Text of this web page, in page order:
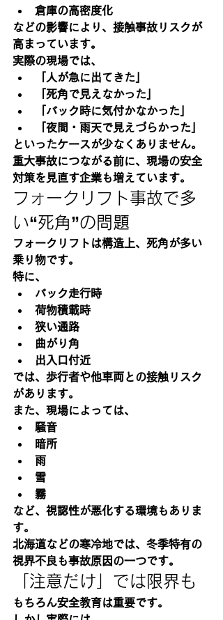
倉庫の高密度化
などの影響により、接触事故リスクが
高まっています。
実際の現場では、
「人が急に出てきた」
「死角で見えなかった」
「バック時に気付かなかった」
「夜間・雨天で見えづらかった」
といったケースが少なくありません。
重大事故につながる前に、現場の安全
対策を見直す企業も増えています。
フォークリフト事故で多
い“死角”の問題
フォークリフトは構造上、死角が多い
乗り物です。
特に、
バック走行時
荷物積載時
狭い通路
曲がり角
出入口付近
では、歩行者や他車両との接触リスク
があります。
また、現場によっては、
騒音
暗所
雨
雪
霧
など、視認性が悪化する環境もありま
す。
北海道などの寒冷地では、冬季特有の
視界不良も事故原因の一つです。
「注意だけ」では限界も
もちろん安全教育は重要です。